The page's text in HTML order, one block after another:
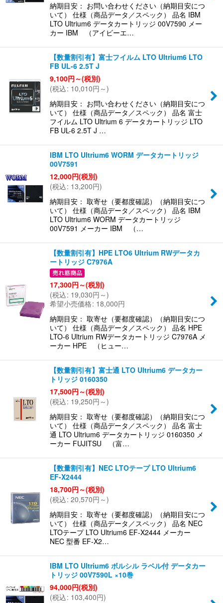
納期目安： お問い合わせください（納期目安につ
いて） 仕様（商品データ／スペック） 品名 IBM
LTO Ultrium6 データカートリッジ 00V7590 メー
カー IBM （アイビーエ…
【数量割引有】富士フイルム LTO Ultrium6 LTO
FB UL-6 2.5T J
9,100円 ～(税別)
(税込: 10,010円 ～)
納期目安： お問い合わせください（納期目安につ
いて） 仕様（商品データ／スペック） 品名 富士
フイルム LTO Ultrium 6 データカートリッジ LTO
FB UL-6 2.5T J …
IBM LTO Ultrium6 WORM データカートリッジ
00V7591
12,000円(税別)
(税込: 13,200円)
納期目安： 取寄せ（要都度確認）（納期目安につ
いて） 仕様（商品データ／スペック） 品名 IBM
LTO Ultrium6 WORM データカートリッジ
00V7591 メーカー IBM （…
【数量割引有】HPE LTO6 Ultrium RWデータカ
ートリッジ C7976A
17,300円 ～(税別)
(税込: 19,030円 ～)
希望小売価格: 18,000円
納期目安： 取寄せ（要都度確認）（納期目安につ
いて） 仕様（商品データ／スペック） 品名 HPE
LTO-6 Ultrium RWデータカートリッジ C7976A メ
ーカー HPE （ヒュー…
【数量割引有】富士通 LTO Ultrium6 データカー
トリッジ 0160350
17,500円 ～(税別)
(税込: 19,250円 ～)
納期目安： 取寄せ（要都度確認）（納期目安につ
いて） 仕様（商品データ／スペック） 品名 富士
通 LTO Ultrium6 データカートリッジ 0160350 メ
ーカー FUJITSU （富…
【数量割引有】NEC LTOテープ LTO Ultrium6
EF-X2444
18,700円 ～(税別)
(税込: 20,570円 ～)
納期目安： 取寄せ（要都度確認）（納期目安につ
いて） 仕様（商品データ／スペック） 品名 NEC
LTOテープ LTO Ultrium6 EF-X2444 メーカー
NEC 型番 EF-X2…
IBM LTO Ultrium6 ボルシル ラベル付 データカー
トリッジ 00V7590L ×10巻
94,000円(税別)
(税込: 103,400円)